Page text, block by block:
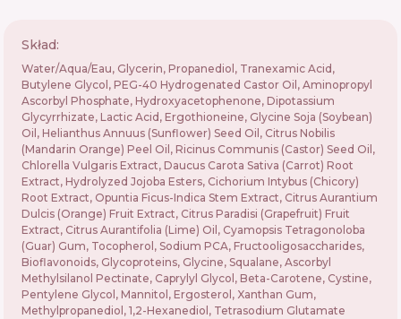
Skład:
Water/Aqua/Eau, Glycerin, Propanediol, Tranexamic Acid,
Butylene Glycol, PEG-40 Hydrogenated Castor Oil, Aminopropyl
Ascorbyl Phosphate, Hydroxyacetophenone, Dipotassium
Glycyrrhizate, Lactic Acid, Ergothioneine, Glycine Soja (Soybean)
Oil, Helianthus Annuus (Sunflower) Seed Oil, Citrus Nobilis
(Mandarin Orange) Peel Oil, Ricinus Communis (Castor) Seed Oil,
Chlorella Vulgaris Extract, Daucus Carota Sativa (Carrot) Root
Extract, Hydrolyzed Jojoba Esters, Cichorium Intybus (Chicory)
Root Extract, Opuntia Ficus-Indica Stem Extract, Citrus Aurantium
Dulcis (Orange) Fruit Extract, Citrus Paradisi (Grapefruit) Fruit
Extract, Citrus Aurantifolia (Lime) Oil, Cyamopsis Tetragonoloba
(Guar) Gum, Tocopherol, Sodium PCA, Fructooligosaccharides,
Bioflavonoids, Glycoproteins, Glycine, Squalane, Ascorbyl
Methylsilanol Pectinate, Caprylyl Glycol, Beta-Carotene, Cystine,
Pentylene Glycol, Mannitol, Ergosterol, Xanthan Gum,
Methylpropanediol, 1,2-Hexanediol, Tetrasodium Glutamate